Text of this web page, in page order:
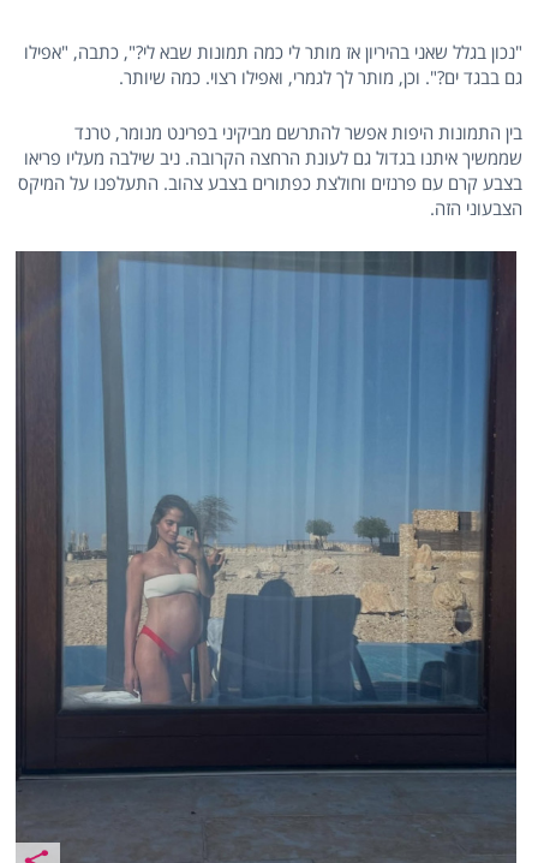
"נכון בגלל שאני בהיריון אז מותר לי כמה תמונות שבא לי?", כתבה, "אפילו
גם בבגד ים?". וכן, מותר לך לגמרי, ואפילו רצוי. כמה שיותר.
בין התמונות היפות אפשר להתרשם מביקיני בפרינט מנומר, טרנד
שממשיך איתנו בגדול גם לעונת הרחצה הקרובה. ניב שילבה מעליו פריאו
בצבע קרם עם פרנזים וחולצת כפתורים בצבע צהוב. התעלפנו על המיקס
הצבעוני הזה.